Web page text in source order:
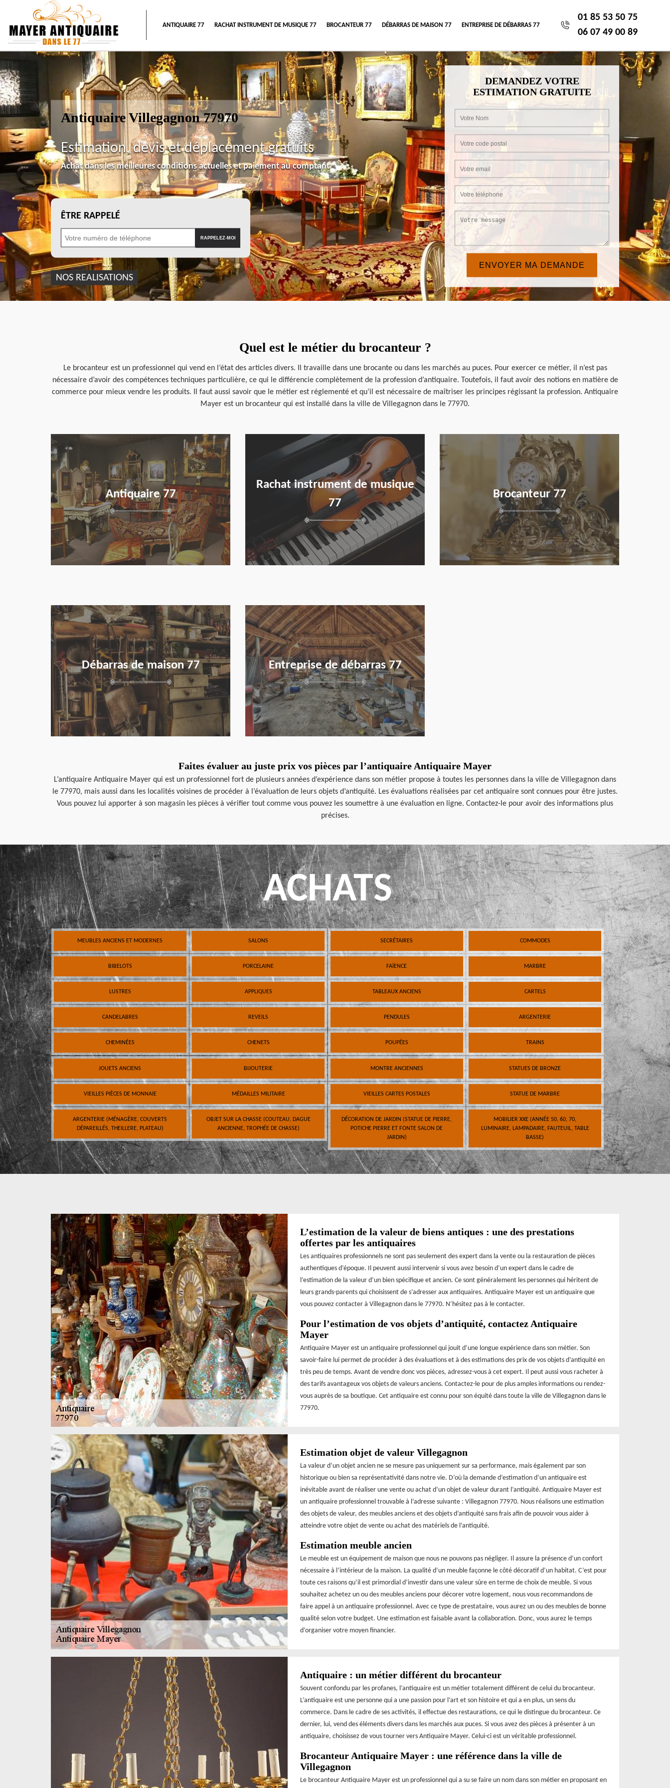
ANTIQUAIRE 77 RACHAT INSTRUMENT DE MUSIQUE 77 BROCANTEUR 77 DÉBARRAS DE MAISON 77 ENTREPRISE DE DÉBARRAS 77
01 85 53 50 75
06 07 49 00 89
Antiquaire Villegagnon 77970
Estimation, devis et déplacement gratuits
Achat dans les meilleures conditions actuelles et paiement au comptant
ÊTRE RAPPELÉ
NOS REALISATIONS
DEMANDEZ VOTRE
ESTIMATION GRATUITE
Quel est le métier du brocanteur ?
Le brocanteur est un professionnel qui vend en l’état des articles divers. Il travaille dans une brocante ou dans les marchés au puces. Pour exercer ce métier, il n’est pas
nécessaire d’avoir des compétences techniques particulière, ce qui le différencie complètement de la profession d’antiquaire. Toutefois, il faut avoir des notions en matière de
commerce pour mieux vendre les produits. Il faut aussi savoir que le métier est réglementé et qu’il est nécessaire de maîtriser les principes régissant la profession. Antiquaire
Mayer est un brocanteur qui est installé dans la ville de Villegagnon dans le 77970.
Antiquaire 77
Rachat instrument de musique
77
en savoir plus
Brocanteur 77
en savoir plus
Débarras de maison 77
en savoir plus
Entreprise de débarras 77
en savoir plus
Faites évaluer au juste prix vos pièces par l’antiquaire Antiquaire Mayer
L’antiquaire Antiquaire Mayer qui est un professionnel fort de plusieurs années d’expérience dans son métier propose à toutes les personnes dans la ville de Villegagnon dans
le 77970, mais aussi dans les localités voisines de procéder à l’évaluation de leurs objets d’antiquité. Les évaluations réalisées par cet antiquaire sont connues pour être justes.
Vous pouvez lui apporter à son magasin les pièces à vérifier tout comme vous pouvez les soumettre à une évaluation en ligne. Contactez-le pour avoir des informations plus
précises.
ACHATS
MEUBLES ANCIENS ET MODERNES SALONS SECRÉTAIRES COMMODES
BIBELOTS PORCELAINE FAÏENCE MARBRE
LUSTRES APPLIQUES TABLEAUX ANCIENS CARTELS
CANDELABRES REVEILS PENDULES ARGENTERIE
CHEMINÉES CHENETS POUPÉES TRAINS
JOUETS ANCIENS BIJOUTERIE MONTRE ANCIENNES STATUES DE BRONZE
VIEILLES PIÈCES DE MONNAIE MÉDAILLES MILITAIRE VIEILLES CARTES POSTALES STATUE DE MARBRE
ARGENTERIE (MÉNAGÈRE, COUVERTS
DÉPAREILLÉS, THEILLERE, PLATEAU)
OBJET SUR LA CHASSE (COUTEAU, DAGUE
ANCIENNE, TROPHÉE DE CHASSE)
DÉCORATION DE JARDIN (STATUE DE PIERRE,
POTICHE PIERRE ET FONTE SALON DE
JARDIN)
MOBILIER XXE (ANNÉE 50, 60, 70,
LUMINAIRE, LAMPADAIRE, FAUTEUIL, TABLE
BASSE)
L’estimation de la valeur de biens antiques : une des prestations
offertes par les antiquaires
Les antiquaires professionnels ne sont pas seulement des expert dans la vente ou la restauration de pièces
authentiques d’époque. Il peuvent aussi intervenir si vous avez besoin d’un expert dans le cadre de
l’estimation de la valeur d’un bien spécifique et ancien. Ce sont généralement les personnes qui héritent de
leurs grands-parents qui choisissent de s’adresser aux antiquaires. Antiquaire Mayer est un antiquaire que
vous pouvez contacter à Villegagnon dans le 77970. N’hésitez pas à le contacter.
Pour l’estimation de vos objets d’antiquité, contactez Antiquaire
Mayer
Antiquaire Mayer est un antiquaire professionnel qui jouit d’une longue expérience dans son métier. Son
savoir-faire lui permet de procéder à des évaluations et à des estimations des prix de vos objets d’antiquité en
très peu de temps. Avant de vendre donc vos pièces, adressez-vous à cet expert. Il peut aussi vous racheter à
des tarifs avantageux vos objets de valeurs anciens. Contactez-le pour de plus amples informations ou rendez-
vous auprès de sa boutique. Cet antiquaire est connu pour son équité dans toute la ville de Villegagnon dans le
77970.
Estimation objet de valeur Villegagnon
La valeur d’un objet ancien ne se mesure pas uniquement sur sa performance, mais également par son
historique ou bien sa représentativité dans notre vie. D’où la demande d’estimation d’un antiquaire est
inévitable avant de réaliser une vente ou achat d’un objet de valeur durant l’antiquité. Antiquaire Mayer est
un antiquaire professionnel trouvable à l’adresse suivante : Villegagnon 77970. Nous réalisons une estimation
des objets de valeur, des meubles anciens et des objets d’antiquité sans frais afin de pouvoir vous aider à
atteindre votre objet de vente ou achat des matériels de l’antiquité.
Estimation meuble ancien
Le meuble est un équipement de maison que nous ne pouvons pas négliger. Il assure la présence d’un confort
nécessaire à l’intérieur de la maison. La qualité d’un meuble façonne le côté décoratif d’un habitat. C’est pour
toute ces raisons qu’il est primordial d’investir dans une valeur sûre en terme de choix de meuble. Si vous
souhaitez achetez un ou des meubles anciens pour décorer votre logement, nous vous recommandons de
faire appel à un antiquaire professionnel. Avec ce type de prestataire, vous aurez un ou des meubles de bonne
qualité selon votre budget. Une estimation est faisable avant la collaboration. Donc, vous aurez le temps
d’organiser votre moyen financier.
Antiquaire : un métier différent du brocanteur
Souvent confondu par les profanes, l’antiquaire est un métier totalement différent de celui du brocanteur.
L’antiquaire est une personne qui a une passion pour l’art et son histoire et qui a en plus, un sens du
commerce. Dans le cadre de ses activités, il effectue des restaurations, ce qui le distingue du brocanteur. Ce
dernier, lui, vend des éléments divers dans les marchés aux puces. Si vous avez des pièces à présenter à un
antiquaire, choisissez de vous tourner vers Antiquaire Mayer. Celui-ci est un véritable professionnel.
Brocanteur Antiquaire Mayer : une référence dans la ville de
Villegagnon
Le brocanteur Antiquaire Mayer est un professionnel qui a su se faire un nom dans son métier en proposant en